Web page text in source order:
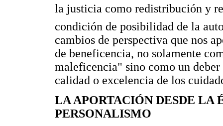
la justicia como redistribución y
condición de posibilidad de la
cambios de perspectiva que nos
de beneficencia, no solamente
maleficencia" sino como un
calidad o excelencia de los
LA APORTACIÓN DESDE LA
PERSONALISMO